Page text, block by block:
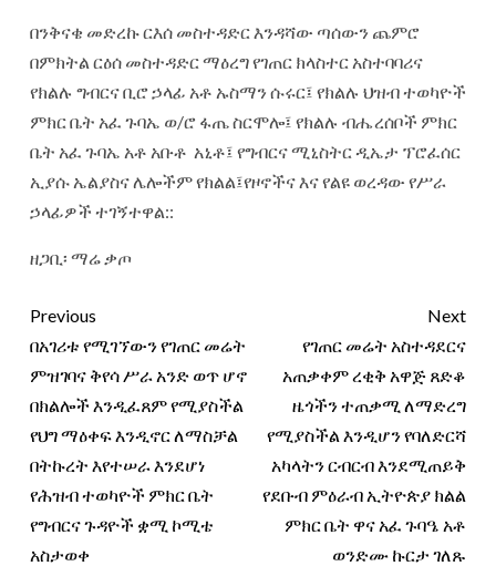
በንቅናቄ መድረኩ ርእሰ መስተዳድር እንዳሻው ጣሰውን ጨምሮ
በምክትል ርዕሰ መስተዳድር ማዕረግ የገጠር ክላስተር አስተባባሪና
የክልሉ ግብርና ቢሮ ኃላፊ አቶ ኡስማን ሱሩር፤ የክልሉ ህዝብ ተወካዮች
ምክር ቤት አፈ ጉባኤ ወ/ሮ ፋጤ ስርሞሎ፤ የክልሉ ብሔረሰቦች ምክር
ቤት አፈ ጉባኤ አቶ አቡቶ አኒቶ፤ የግብርና ሚኒስትር ዲኤታ ፕሮፈሰር
ኢያሱ ኤልያስና ሌሎችም የክልል፤የዞኖችና እና የልዩ ወረዳው የሥራ
ኃላፊዎች ተገኝተዋል::
ዘጋቢ፡ ማሬ ቃጦ
Previous
በአገሪቱ የሚገኘውን የገጠር መሬት
ምዝገባና ቅየሳ ሥራ አንድ ወጥ ሆኖ
በክልሎች እንዲፈጸም የሚያስችል
የህግ ማዕቀፍ እንዲኖር ለማስቻል
በትኩረት እየተሠራ እንደሆነ
የሕዝብ ተወካዮች ምክር ቤት
የግብርና ጉዳዮች ቋሚ ኮሚቴ
አስታወቀ
Next
የገጠር መሬት አስተዳደርና
አጠቃቀም ረቂቅ አዋጅ ጸድቆ
ዜጎችን ተጠቃሚ ለማድረግ
የሚያስችል እንዲሆን የባለድርሻ
አካላትን ርብርብ እንደሚጠይቅ
የደቡብ ምዕራብ ኢትዮጵያ ክልል
ምክር ቤት ዋና አፈ ጉባዔ አቶ
ወንድሙ ኩርታ ገለጹ